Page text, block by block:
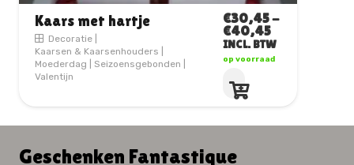
Kaars met hartje
Decoratie|
Kaarsen & Kaarsenhouders
Moederdag
Seizoensgebonden
Valentijn
€30,45-
€40,45
€30,45
TOT
INCL. BTW
op voorraad
product
heeft
variaties.
Geschenken Fantastique